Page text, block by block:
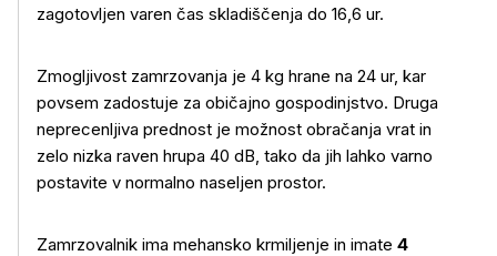
zagotovljen varen čas skladiščenja do 16,6 ur.
Zmogljivost zamrzovanja je 4 kg hrane na 24 ur, kar
povsem zadostuje za običajno gospodinjstvo. Druga
neprecenljiva prednost je možnost obračanja vrat in
zelo nizka raven hrupa 40 dB, tako da jih lahko varno
postavite v normalno naseljen prostor.
Zamrzovalnik ima mehansko krmiljenje in imate 4